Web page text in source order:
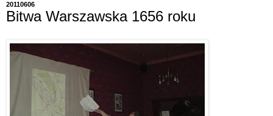
20110606
Bitwa Warszawska 1656 roku